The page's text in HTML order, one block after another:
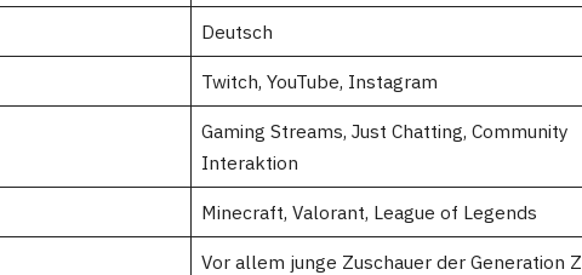
Deutsch
Twitch, YouTube, Instagram
Gaming Streams, Just Chatting, Community
Interaktion
Minecraft, Valorant, League of Legends
Vor allem junge Zuschauer der Generation Z